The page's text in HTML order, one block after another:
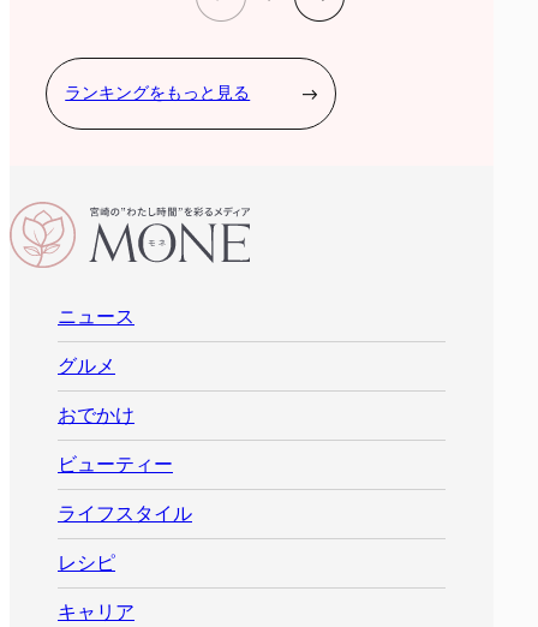
ランキングをもっと見る
ニュース
グルメ
おでかけ
ビューティー
ライフスタイル
レシピ
キャリア